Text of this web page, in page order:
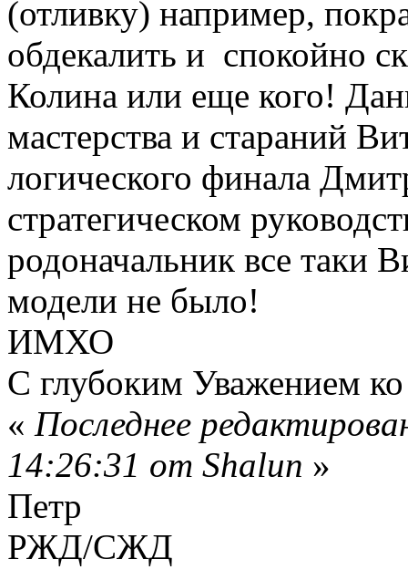
(отливку) например,
обдекалить и спокойно
Колина или еще кого!
мастерства и стараний
логического финала
стратегическом
родоначальник все таки
модели не было!
ИМХО
С глубоким Уважением
« Последнее
14:26:31 от Shalun »
Петр
РЖД/СЖД